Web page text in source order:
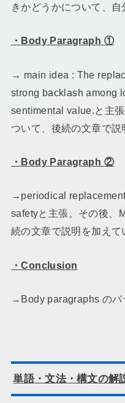
きかどうかについて、自
・ Body Paragraph ①
→ main idea : The
strong backlash among
sentimental value.と主
ついて、後続の文章で説
・ Body Paragraph ②
→periodical
safetyと主張。その後、
続の文章で説明を加えて
・Conclusion
→Body paragraphs のパ
単語・文法・構文の解